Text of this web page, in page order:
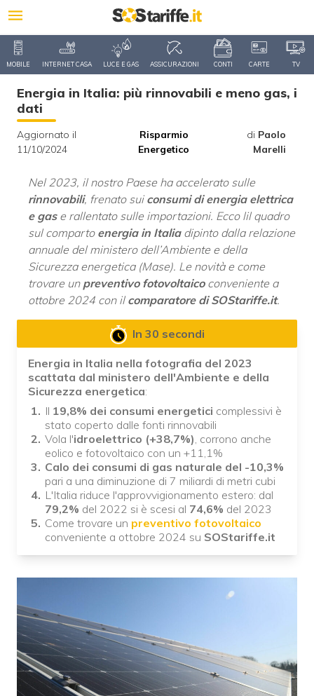
MOBILE INTERNET CASA LUCE E GAS ASSICURAZIONI CONTI CARTE TV
Energia in Italia: più rinnovabili e meno gas, i
dati
Aggiornato il
11/10/2024
Risparmio
Energetico
di Paolo
Marelli
Nel 2023, il nostro Paese ha accelerato sulle
rinnovabili, frenato sui consumi di energia elettrica
e gase rallentato sulle importazioni. Ecco lil quadro
sul comparto energia in Italiadipinto dalla relazione
annuale del ministero dell’Ambiente e della
Sicurezza energetica (Mase). Le novità e come
trovare un preventivo fotovoltaicoconveniente a
ottobre 2024 con il comparatore di SOStariffe.it.
In 30 secondi
Energia in Italia nella fotografia del 2023
scattata dal ministero dell'Ambiente e della
Sicurezza energetica:
Il 19,8% dei consumi energetici complessivi è
stato coperto dalle fonti rinnovabili
Vola l'idroelettrico (+38,7%), corrono anche
eolico e fotovoltaico con un +11,1%
Calo dei consumi di gas naturale del -10,3%
pari a una diminuzione di 7 miliardi di metri cubi
L'Italia riduce l'approvvigionamento estero: dal
79,2% del 2022 si è scesi al 74,6% del 2023
Come trovare un preventivo fotovoltaico
conveniente a ottobre 2024 su SOStariffe.it